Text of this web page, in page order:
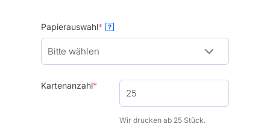
Papierauswahl*(required)
?
Kartenanzahl*(required)
Wir drucken ab 25 Stück.